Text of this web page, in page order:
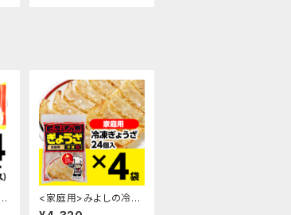
<家庭用>みよしの冷凍
生ぎょうざ×4袋